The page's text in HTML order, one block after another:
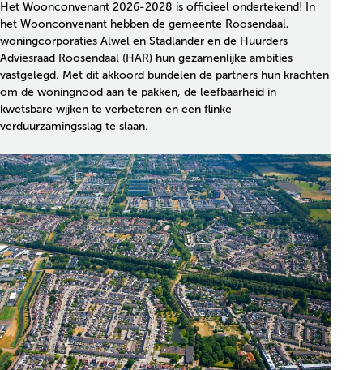
Het Woonconvenant 2026-2028 is officieel ondertekend! In
het Woonconvenant hebben de gemeente Roosendaal,
woningcorporaties Alwel en Stadlander en de Huurders
Adviesraad Roosendaal (HAR) hun gezamenlijke ambities
vastgelegd. Met dit akkoord bundelen de partners hun krachten
om de woningnood aan te pakken, de leefbaarheid in
kwetsbare wijken te verbeteren en een flinke
verduurzamingsslag te slaan.